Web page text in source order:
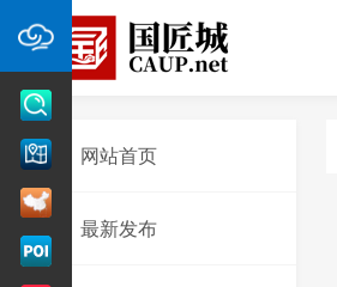
网站首页
最新发布